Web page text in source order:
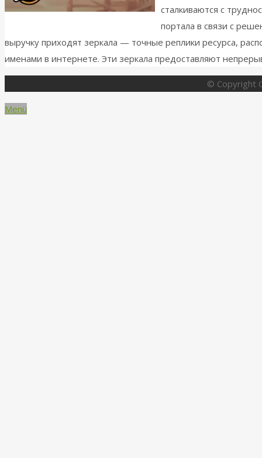
сталкиваются с
портала в связи с
выручку приходят зеркала — точные реплики ресурса,
именами в интернете. Эти зеркала предоставляют
© Copyright
Menü